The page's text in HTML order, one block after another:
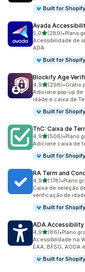
Built for Shopify
Avada
5,0de 5 estrelas
(289)
289 avaliações ao
•Plano
Acessibilidade de
ADA
Built for Shopify
Blockify Age
4,9de 5 estrelas
(298)
298 avaliações ao
•Grátis
Adicione pop-up
idade e caixa de
Built for Shopify
TnC: Caixa de
4,9de 5 estrelas
(506)
506 avaliações ao
•Plano
Adicione caixa de
Built for Shopify
RA Term and
4,9de 5 estrelas
(178)
178 avaliações ao
•Plano
Caixa de seleção
verificação de
Built for Shopify
ADA
4,9de 5 estrelas
(86)
86 avaliações ao
•Plano
Acessibilidade na
EAA, BFSG, AODA
Built for Shopify